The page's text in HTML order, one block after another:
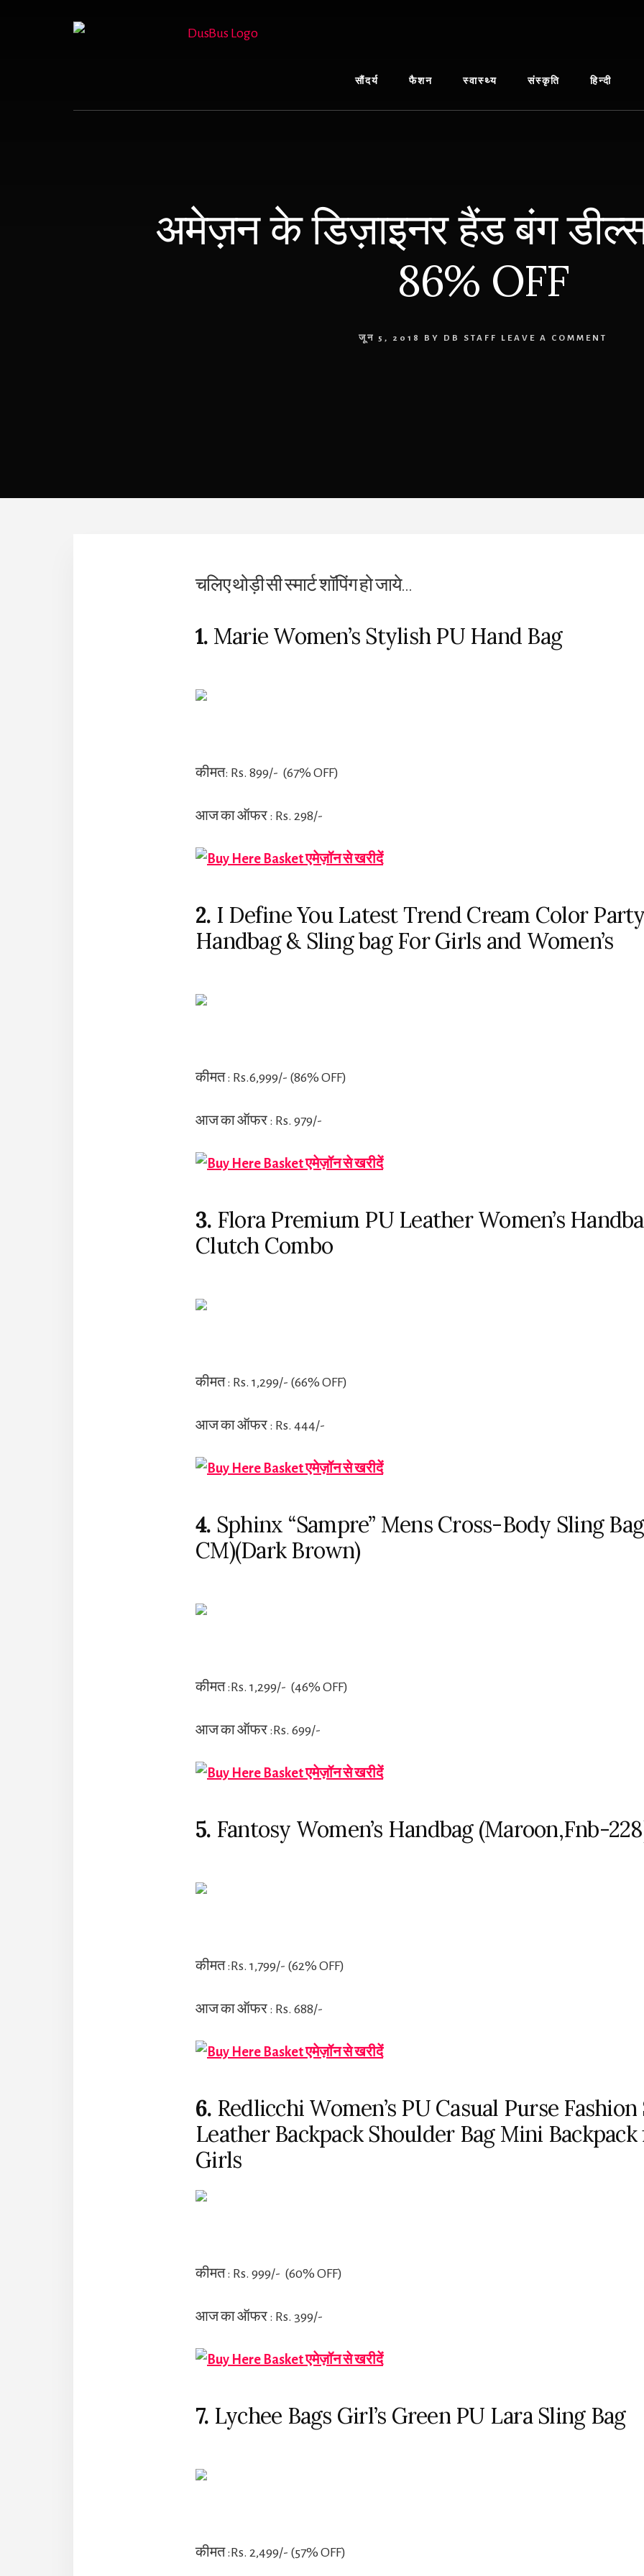
सौंदर्य फैशन स्वास्थ्य संस्कृति हिन्दी
अमेज़न के डिज़ाइनर हैंड बंग
86% OFF
जून 5, 2018 BY DB STAFF LEAVE A COMMENT
चलिए थोड़ी सी स्मार्ट शॉपिंग हो जाये…
1. Marie Women’s Stylish PU Hand Bag
कीमत: Rs. 899/- (67% OFF)
आज का ऑफर : Rs. 298/-
एमेज़ॉन से खरीदें
2. I Define You Latest Trend Cream Color
Handbag & Sling bag For Girls and Women’s
कीमत : Rs.6,999/- (86% OFF)
आज का ऑफर : Rs. 979/-
एमेज़ॉन से खरीदें
3. Flora Premium PU Leather Women’s
Clutch Combo
कीमत : Rs. 1,299/- (66% OFF)
आज का ऑफर : Rs. 444/-
एमेज़ॉन से खरीदें
4. Sphinx “Sampre” Mens Cross-Body Sling
CM)(Dark Brown)
कीमत :Rs. 1,299/- (46% OFF)
आज का ऑफर :Rs. 699/-
एमेज़ॉन से खरीदें
5. Fantosy Women’s Handbag (Maroon,Fnb-
कीमत :Rs. 1,799/- (62% OFF)
आज का ऑफर : Rs. 688/-
एमेज़ॉन से खरीदें
6. Redlicchi Women’s PU Casual Purse
Leather Backpack Shoulder Bag Mini
Girls
कीमत : Rs. 999/- (60% OFF)
आज का ऑफर : Rs. 399/-
एमेज़ॉन से खरीदें
7. Lychee Bags Girl’s Green PU Lara Sling Bag
कीमत :Rs. 2,499/- (57% OFF)